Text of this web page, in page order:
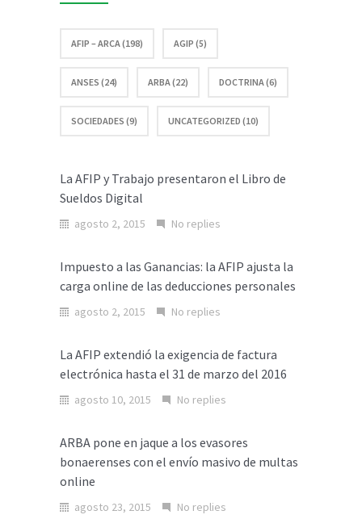
AFIP – ARCA (198) AGIP (5)
ANSES (24) ARBA (22) DOCTRINA (6)
SOCIEDADES (9) UNCATEGORIZED (10)
La AFIP y Trabajo presentaron el Libro de
Sueldos Digital
agosto 2, 2015 No replies
Impuesto a las Ganancias: la AFIP ajusta la
carga online de las deducciones personales
agosto 2, 2015 No replies
La AFIP extendió la exigencia de factura
electrónica hasta el 31 de marzo del 2016
agosto 10, 2015 No replies
ARBA pone en jaque a los evasores
bonaerenses con el envío masivo de multas
online
agosto 23, 2015 No replies